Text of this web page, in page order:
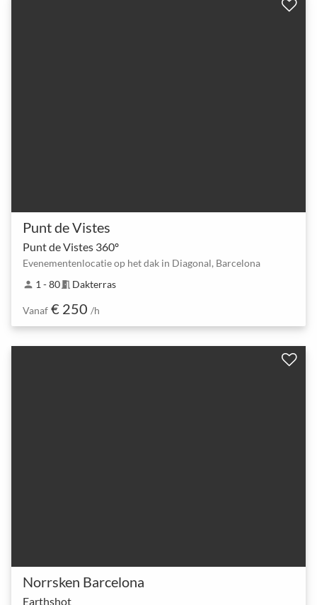
Punt de Vistes
Punt de Vistes 360º
Evenementenlocatie op het dak in Diagonal, Barcelona
person 1 - 80meeting_room Dakterras
Vanaf € 250 /h
Norrsken Barcelona
Earthshot